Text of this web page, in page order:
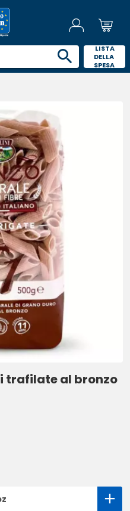
LISTA
DELLA
SPESA
trafilate al bronzo